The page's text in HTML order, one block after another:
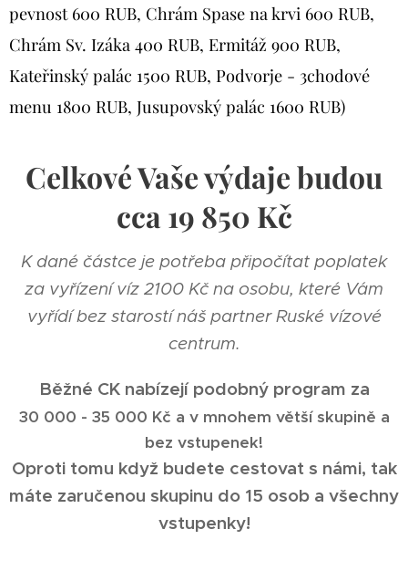
pevnost 600 RUB, Chrám Spase na krvi 600 RUB,
Chrám Sv. Izáka 400 RUB, Ermitáž 900 RUB,
Kateřinský palác 1500 RUB, Podvorje - 3chodové
menu 1800 RUB, Jusupovský palác 1600 RUB)
Celkové Vaše výdaje budou
cca 19 850 Kč
K dané částce je potřeba připočítat poplatek
za vyřízení víz 2100 Kč na osobu, které Vám
vyřídí bez starostí náš partner Ruské vízové
centrum.
Běžné CK nabízejí podobný program za
30 000 - 35 000 Kč a v mnohem větší skupině a
bez vstupenek!
Oproti tomu když budete cestovat s námi, tak
máte zaručenou skupinu do 15 osob a všechny
vstupenky!